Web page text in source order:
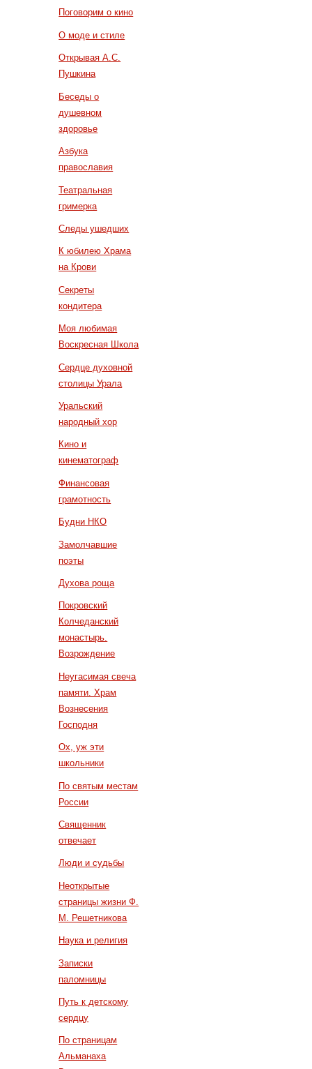
Поговорим о кино
О моде и стиле
Открывая А.С.
Пушкина
Беседы о
душевном
здоровье
Азбука
православия
Театральная
гримерка
Следы ушедших
К юбилею Храма
на Крови
Секреты
кондитера
Моя любимая
Воскресная Школа
Сердце духовной
столицы Урала
Уральский
народный хор
Кино и
кинематограф
Финансовая
грамотность
Будни НКО
Замолчавшие
поэты
Духова роща
Покровский
Колчеданский
монастырь.
Возрождение
Неугасимая свеча
памяти. Храм
Вознесения
Господня
Ох, уж эти
школьники
По святым местам
России
Священник
отвечает
Люди и судьбы
Неоткрытые
страницы жизни Ф.
М. Решетникова
Наука и религия
Записки
паломницы
Путь к детскому
сердцу
По страницам
Альманаха